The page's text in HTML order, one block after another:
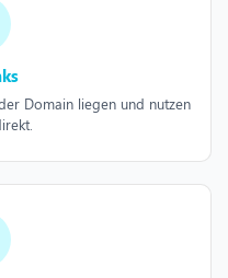
Domain liegen und nutzen